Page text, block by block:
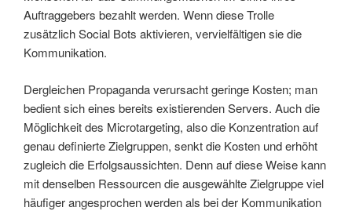
Auftraggebers bezahlt werden. Wenn diese Trolle
zusätzlich Social Bots aktivieren, vervielfältigen sie die
Kommunikation.
Dergleichen Propaganda verursacht geringe Kosten; man
bedient sich eines bereits existierenden Servers. Auch die
Möglichkeit des Microtargeting, also die Konzentration auf
genau definierte Zielgruppen, senkt die Kosten und erhöht
zugleich die Erfolgsaussichten. Denn auf diese Weise kann
mit denselben Ressourcen die ausgewählte Zielgruppe viel
häufiger angesprochen werden als bei der Kommunikation